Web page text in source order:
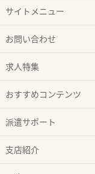
サイトメニュー
お問い合わせ
求人特集
おすすめコンテンツ
派遣サポート
支店紹介